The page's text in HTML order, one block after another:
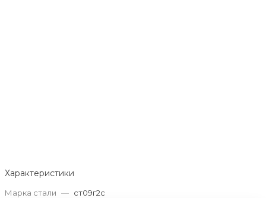
Характеристики
Марка стали — ст09г2с